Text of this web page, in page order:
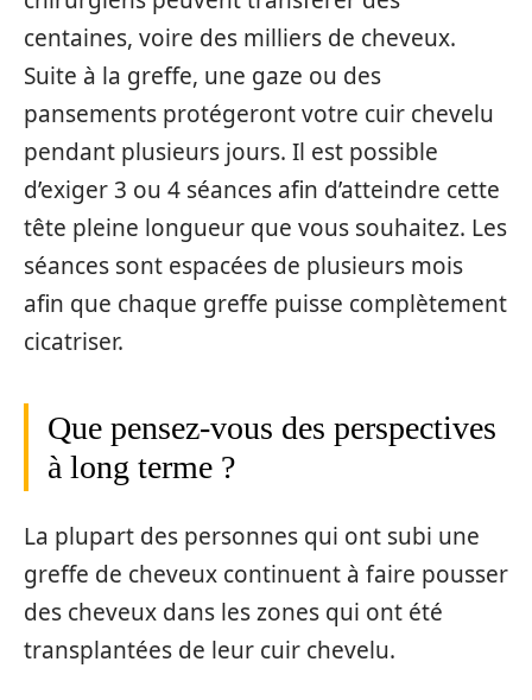
centaines, voire des milliers de cheveux.
Suite à la greffe, une gaze ou des
pansements protégeront votre cuir chevelu
pendant plusieurs jours. Il est possible
d’exiger 3 ou 4 séances afin d’atteindre cette
tête pleine longueur que vous souhaitez. Les
séances sont espacées de plusieurs mois
afin que chaque greffe puisse complètement
cicatriser.
Que pensez-vous des perspectives
à long terme ?
La plupart des personnes qui ont subi une
greffe de cheveux continuent à faire pousser
des cheveux dans les zones qui ont été
transplantées de leur cuir chevelu.